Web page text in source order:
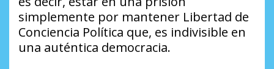
simplemente por mantener Libertad de
Conciencia Política que, es indivisible en
una auténtica democracia.